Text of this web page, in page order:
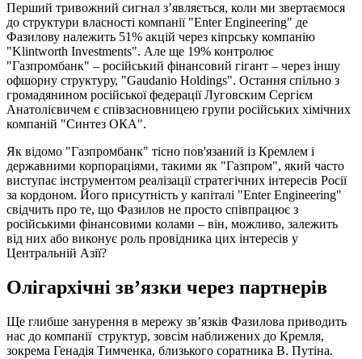
Перший тривожний сигнал з’являється, коли ми звертаємося
до структури власності компанії "Enter Engineering" де
Фазилову належить 51% акцій через кіпрську компанію
"Klintworth Investments". Але ще 19% контролює
"Газпромбанк" – російський фінансовий гігант – через іншу
офшорну структуру, "Gaudanio Holdings". Остання спільно з
громадянином російської федерації Луговским Сергієм
Анатолієвичем є співзасновницею групи російських хімічних
компаній "Синтез ОКА".
Як відомо "Газпромбанк" тісно пов'язаний із Кремлем і
державними корпораціями, такими як "Газпром", який часто
виступає інструментом реалізації стратегічних інтересів Росії
за кордоном. Його присутність у капіталі "Enter Engineering"
свідчить про те, що Фазилов не просто співпрацює з
російськими фінансовими колами – він, можливо, залежить
від них або виконує роль провідника цих інтересів у
Центральній Азії?
Олігархічні зв’язки через партнерів
Ще глибше занурення в мережу зв’язків Фазилова приводить
нас до компанії структур, зовсім наближених до Кремля,
зокрема Генадія Тимченка, близького соратника В. Путіна.